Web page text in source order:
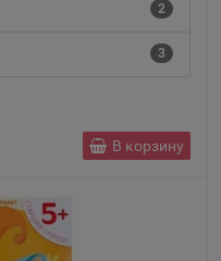
2
3
В корзину